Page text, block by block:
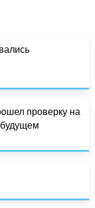
проверку на
будущем